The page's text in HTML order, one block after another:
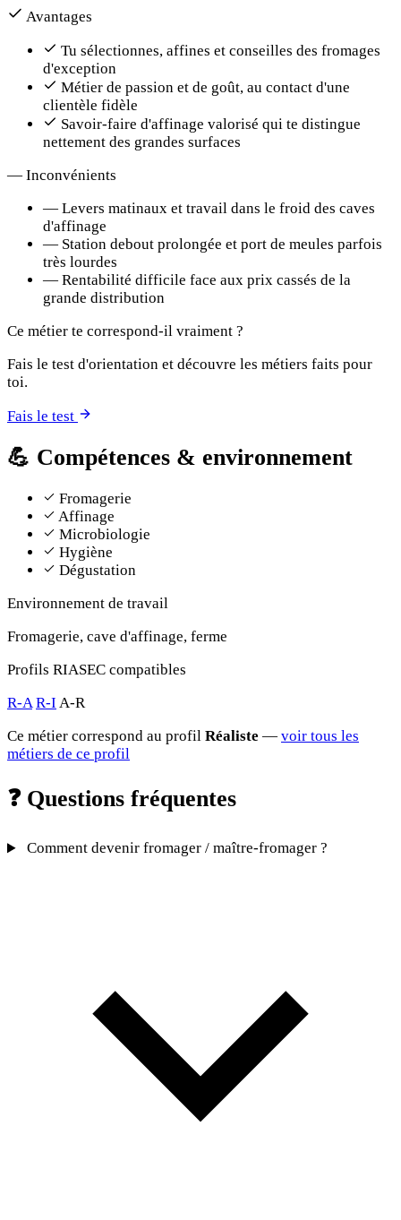
Avantages
Tu sélectionnes, affines et conseilles des fromages
d'exception
Métier de passion et de goût, au contact d'une
clientèle fidèle
Savoir-faire d'affinage valorisé qui te distingue
nettement des grandes surfaces
— Inconvénients
— Levers matinaux et travail dans le froid des caves
d'affinage
— Station debout prolongée et port de meules parfois
très lourdes
— Rentabilité difficile face aux prix cassés de la
grande distribution
Ce métier te correspond-il vraiment ?
Fais le test d'orientation et découvre les métiers faits pour
toi.
Fais le test
💪 Compétences & environnement
Fromagerie
Affinage
Microbiologie
Hygiène
Dégustation
Environnement de travail
Fromagerie, cave d'affinage, ferme
Profils RIASEC compatibles
R-A R-I A-R
Ce métier correspond au profil Réaliste — voir tous les
métiers de ce profil
❓Questions fréquentes
Comment devenir fromager / maître-fromager ?